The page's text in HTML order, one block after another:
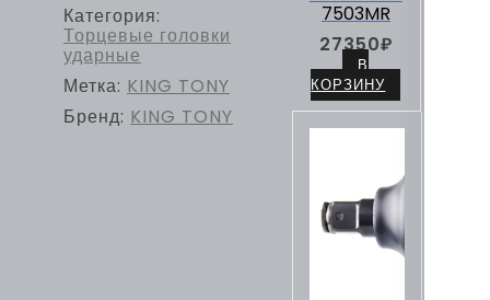
Категория:
Торцевые головки
ударные
Метка: KING TONY
Бренд: KING TONY
7503MR
27350₽
В
КОРЗИНУ